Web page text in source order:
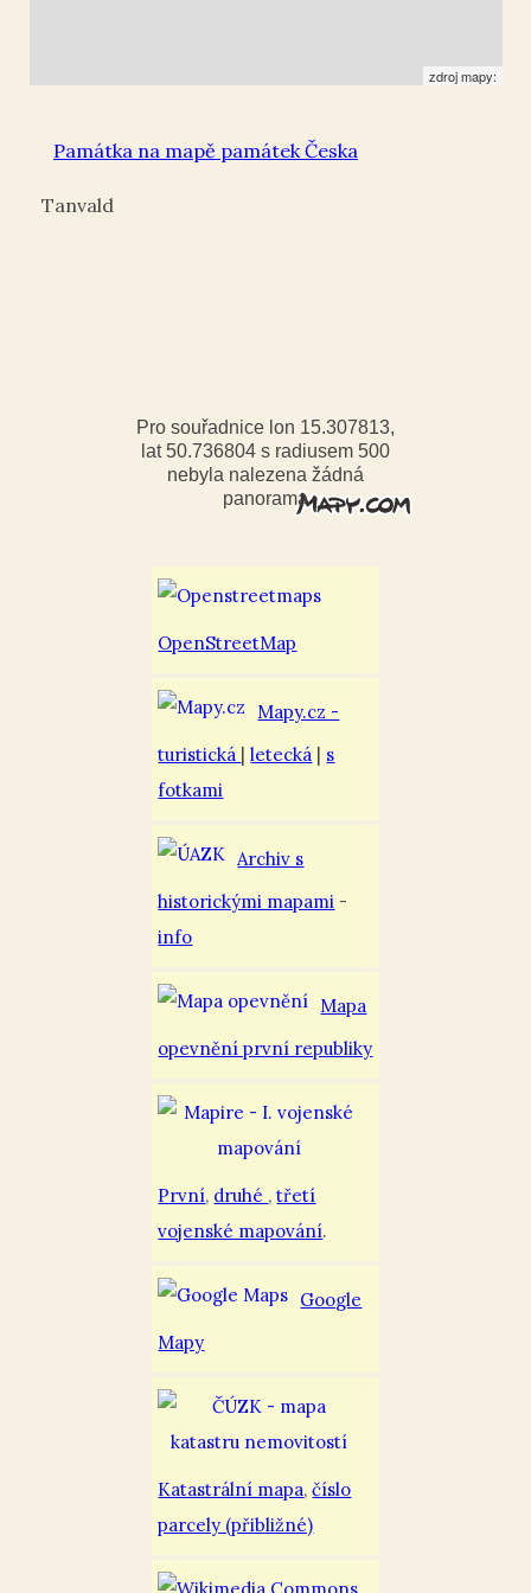
zdroj mapy:
Památka na mapě památek Česka
Tanvald
Pro souřadnice lon 15.307813,
lat 50.736804 s radiusem 500
nebyla nalezena žádná
panorama
OpenStreetMap
Mapy.cz -
turistická
|letecká
s
fotkami
Archiv s
historickými mapami -
info
Mapa
opevnění první republiky
První, druhé ,třetí
vojenské mapování.
Google
Mapy
Katastrální mapa,číslo
parcely (přibližné)